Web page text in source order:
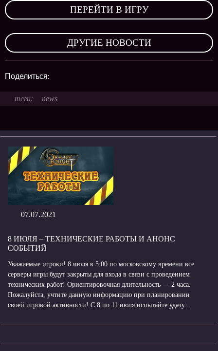
ПЕРЕЙТИ В ИГРУ
ДРУГИЕ НОВОСТИ
Поделиться:
news
07.07.2021
8 ИЮЛЯ – ТЕХНИЧЕСКИЕ РАБОТЫ И АНОНС
СОБЫТИЙ
Уважаемые игроки! 8 июля в 5:00 по московскому времени все
серверы игры будут закрыты для входа в связи с проведением
технических работ! Ориентировочная длительность — 2 часа.
Пожалуйста, учтите данную информацию при планировании
своей игровой активности! С 8 по 11 июля испытайте удачу...